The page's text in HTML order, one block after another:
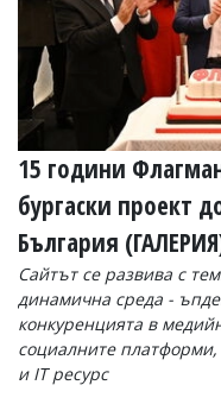
15 години
бургаски проект
България
Сайтът се развива с
динамична среда -
конкуренцията в
социалните
и IT ресурс